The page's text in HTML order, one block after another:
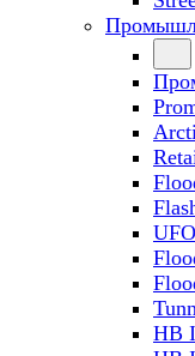
UFO
HB